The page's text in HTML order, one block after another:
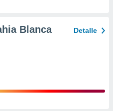
Blanca
Detalle